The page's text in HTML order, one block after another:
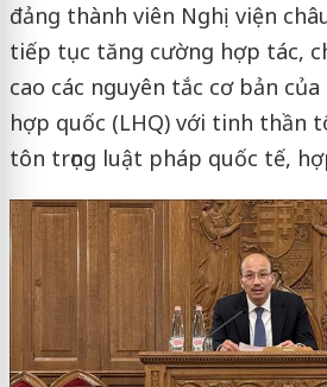
đảng thành viên Nghị viện
tiếp tục tăng cường hợp tác,
cao các nguyên tắc cơ bản
hợp quốc (LHQ) với tinh thần
tôn trọng luật pháp quốc tế,